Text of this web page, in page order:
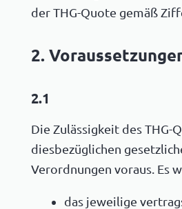
der THG-Quote gemäß
2.
2.1
Die Zulässigkeit des
diesbezüglichen
Verordnungen voraus. Es
das jeweilige